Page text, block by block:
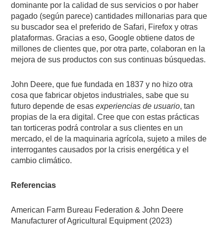
dominante por la calidad de sus servicios o por haber
pagado (según parece) cantidades millonarias para que
su buscador sea el preferido de Safari, Firefox y otras
plataformas. Gracias a eso, Google obtiene datos de
millones de clientes que, por otra parte, colaboran en la
mejora de sus productos con sus continuas búsquedas.
John Deere, que fue fundada en 1837 y no hizo otra
cosa que fabricar objetos industriales, sabe que su
futuro depende de esasexperiencias de usuario, tan
propias de la era digital. Cree que con estas prácticas
tan torticeras podrá controlar a sus clientes en un
mercado, el de la maquinaria agrícola, sujeto a miles de
interrogantes causados por la crisis energética y el
cambio climático.
Referencias
American Farm Bureau Federation & John Deere
Manufacturer of Agricultural Equipment (2023)